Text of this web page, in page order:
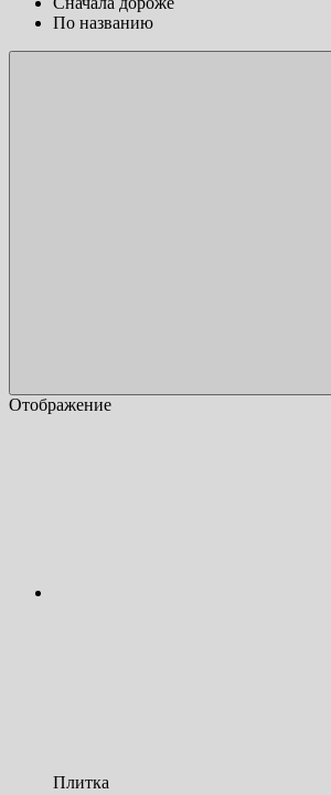
По названию
Отображение
Плитка